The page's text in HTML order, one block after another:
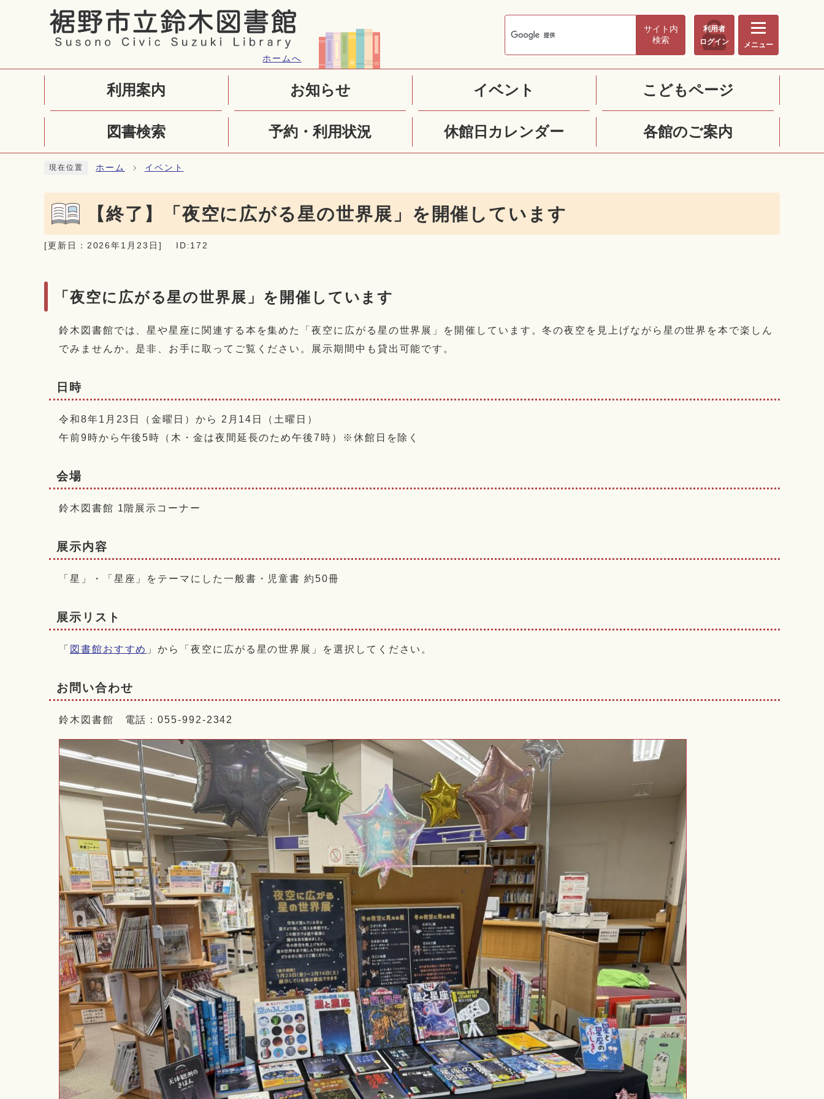
ページの先頭です
ホームへ
サイト内
検索
利用者
ログイン
メニュー
利用案内 お知らせ イベント こどもページ
図書検索 予約・利用状況 休館日カレンダー 各館のご案内
現在位置 ホーム イベント
【終了】「夜空に広がる星の世界展」を開催しています
[更新日： 2026年1月23日 ] ID:172
「夜空に広がる星の世界展」を開催しています
鈴木図書館では、星や星座に関連する本を集めた「夜空に広がる星の世界展」を開催しています。冬の夜空を見上げながら星の世界を本で楽しん
でみませんか。是非、お手に取ってご覧ください。展示期間中も貸出可能です。
日時
令和8年1月23日（金曜日）から 2月14日（土曜日）
午前9時から午後5時（木・金は夜間延長のため午後7時）※休館日を除く
会場
鈴木図書館 1階展示コーナー
展示内容
「星」・「星座」をテーマにした一般書・児童書 約50冊
展示リスト
「 図書館おすすめ 」から「夜空に広がる星の世界展」を選択してください。
お問い合わせ
鈴木図書館 電話：055-992-2342